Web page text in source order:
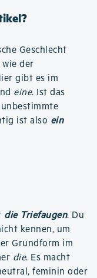
Geschlecht
der
gibt es im
eine. Ist das
ist also ein
die Triefaugen. Du
kennen, um
Grundform im
die. Es macht
feminin oder